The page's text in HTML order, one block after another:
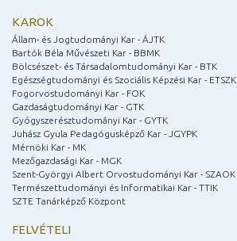
KAROK
Állam- és Jogtudományi Kar - ÁJTK
Bartók Béla Művészeti Kar - BBMK
Bölcsészet- és Társadalomtudományi Kar - BTK
Egészségtudományi és Szociális Képzési Kar - ETSZK
Fogorvostudományi Kar - FOK
Gazdaságtudományi Kar - GTK
Gyógyszerésztudományi Kar - GYTK
Juhász Gyula Pedagógusképző Kar - JGYPK
Mérnöki Kar - MK
Mezőgazdasági Kar - MGK
Szent-Györgyi Albert Orvostudományi Kar - SZAOK
Természettudományi és Informatikai Kar - TTIK
SZTE Tanárképző Központ
FELVÉTELI